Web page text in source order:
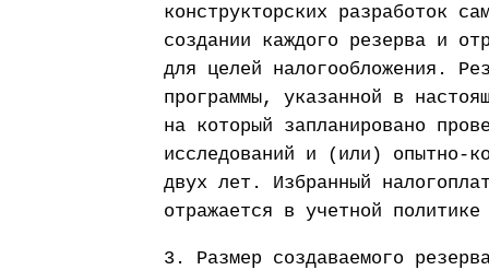
конструкторских разработок
создании каждого резерва и
для целей налогообложения.
программы, указанной в
на который запланировано
исследований и (или) опытно-
двух лет. Избранный
отражается в учетной
3. Размер создаваемого